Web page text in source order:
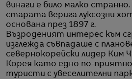
винаги е било малко странно.
старата верига луксозни
основана през 1897 г.
Възроденият интерес към
изглежда съвпадаше с
севернокорейски лидер Ким
Корея като едно по-
туристи с увеселителни